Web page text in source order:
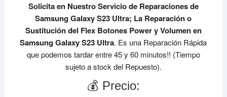
Solicita en Nuestro Servicio de Reparaciones de
Samsung Galaxy S23 Ultra; La Reparación o
Sustitución del Flex Botones Power y Volumen en
Samsung Galaxy S23 Ultra. Es una Reparación Rápida
que podemos tardar entre 45 y 60 minutos!! (Tiempo
sujeto a stock del Repuesto).
💰 Precio: